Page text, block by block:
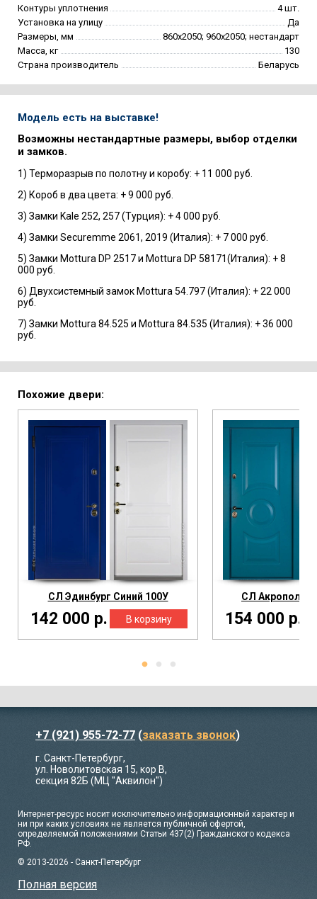
Контуры уплотнения
4 шт.
Установка на улицу
Да
Размеры, мм
860х2050; 960х2050; нестандарт
Масса, кг
130
Страна производитель
Беларусь
Модель есть на выставке!
Возможны нестандартные размеры, выбор отделки
и замков.
1) Терморазрыв по полотну и коробу: + 11 000 руб.
2) Короб в два цвета: + 9 000 руб.
3) Замки Kale 252, 257 (Турция): + 4 000 руб.
4) Замки Securemme 2061, 2019 (Италия): + 7 000 руб.
5) Замки Mottura DP 2517 и Mottura DP 58171(Италия): + 8
000 руб.
6) Двухсистемный замок Mottura 54.797 (Италия): + 22 000
руб.
7) Замки Mottura 84.525 и Mottura 84.535 (Италия): + 36 000
руб.
Похожие двери:
СЛ Эдинбург Синий 100У
142 000 р.
СЛ Акрополь
154 000 р.
+7 (921) 955-72-77 (заказать звонок)
г. Санкт-Петербург,
ул. Новолитовская 15, кор В,
секция 82Б (МЦ "Аквилон")
Интернет-ресурс носит исключительно информационный характер и
ни при каких условиях не является публичной офертой,
определяемой положениями Статьи 437(2) Гражданского кодекса
РФ.
© 2013-2026 - Санкт-Петербург
Полная версия